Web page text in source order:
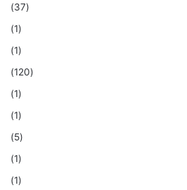
(37)
(1)
(1)
(120)
(1)
(1)
(5)
(1)
(1)